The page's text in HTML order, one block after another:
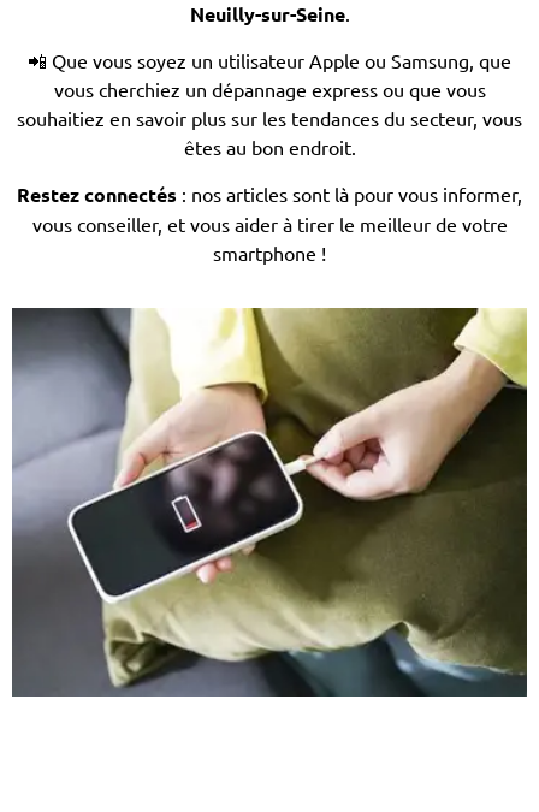
Neuilly-sur-Seine.
📲 Que vous soyez un utilisateur Apple ou Samsung, que
vous cherchiez un dépannage express ou que vous
souhaitiez en savoir plus sur les tendances du secteur, vous
êtes au bon endroit.
Restez connectés : nos articles sont là pour vous informer,
vous conseiller, et vous aider à tirer le meilleur de votre
smartphone !